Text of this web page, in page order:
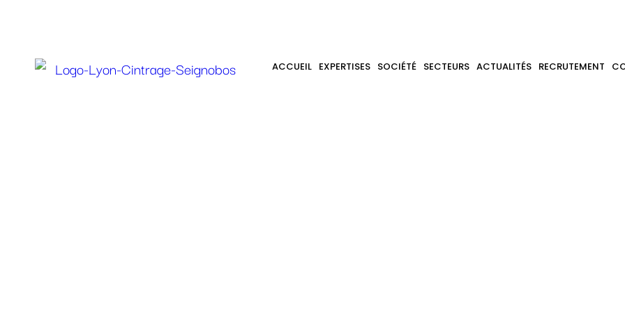
ACCUEIL EXPERTISES SOCIÉTÉ SECTEURS ACTUALITÉS RECRUTEMENT
Nouvelle certification